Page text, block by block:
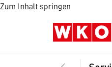
Zum Inhalt springen